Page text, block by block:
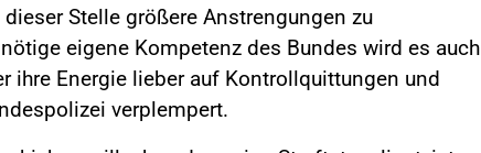
Stelle größere Anstrengungen zu
eigene Kompetenz des Bundes wird es auch
ihre Energie lieber auf Kontrollquittungen und
verplempert.